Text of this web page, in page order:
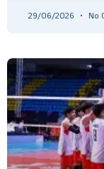
29/06/2026 No